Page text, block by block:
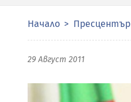
Начало Пресцентър
29 Август 2011